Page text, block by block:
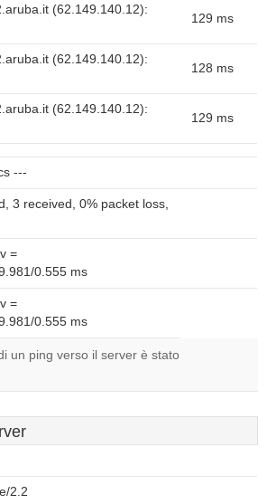
(62.149.140.12):
129 ms
(62.149.140.12):
128 ms
(62.149.140.12):
129 ms
---
3 received, 0% packet loss,
=
0.555 ms
=
0.555 ms
un ping verso il server è stato
2.2